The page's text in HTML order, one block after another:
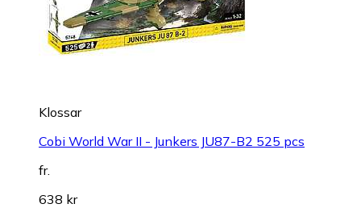
Klossar
Cobi World War II - Junkers JU87-B2 525 pcs
fr.
638 kr